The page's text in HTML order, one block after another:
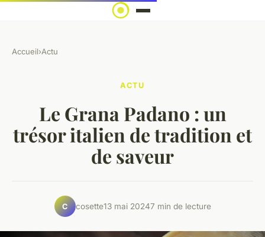
Accueil›Actu
ACTU
Le Grana Padano : un
trésor italien de tradition et
de saveur
C cosette13 mai 20247 min de lecture